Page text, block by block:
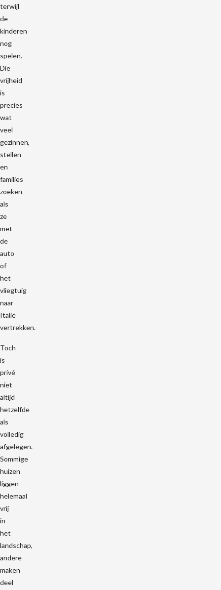
terwijl
de
kinderen
nog
spelen.
Die
vrijheid
is
precies
wat
veel
gezinnen,
stellen
en
families
zoeken
als
ze
met
de
auto
of
het
vliegtuig
naar
Italië
vertrekken.
Toch
is
privé
niet
altijd
hetzelfde
als
volledig
afgelegen.
Sommige
huizen
liggen
helemaal
vrij
in
het
landschap,
andere
maken
deel